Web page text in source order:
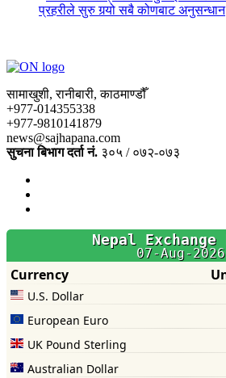
प्रहरीले सुरु गर्‍यो सबै कोणबाट अनुसन्धान
सामाखुशी, रानीबारी, काठमाण्डौँ
+977-014355338
+977-9810141879
news@sajhapana.com
सुचना बिभाग दर्ता नं. ३०५ / ०७२-०७३